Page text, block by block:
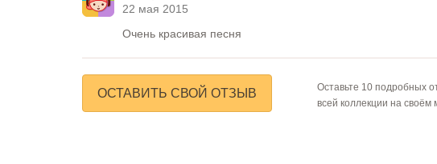
22 мая 2015
Очень красивая песня
ОСТАВИТЬ СВОЙ ОТЗЫВ
Оставьте 10 подробных
всей коллекции на своём